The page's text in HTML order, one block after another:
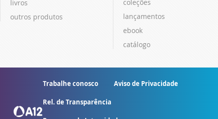
livros
outros produtos
coleções
lançamentos
ebook
catálogo
Trabalhe conosco Aviso de Privacidade
Rel. de Transparência